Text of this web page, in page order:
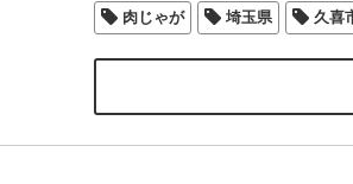
肉じゃが 埼玉県 久喜